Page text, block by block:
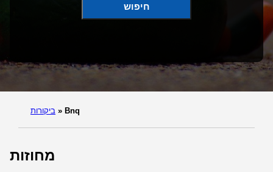
חיפוש
ביקורות » Bnq
מחוזות